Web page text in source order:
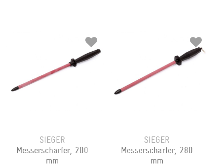
SIEGER
Messerschärfer, 200
mm
SIEGER
Messerschärfer, 280
mm